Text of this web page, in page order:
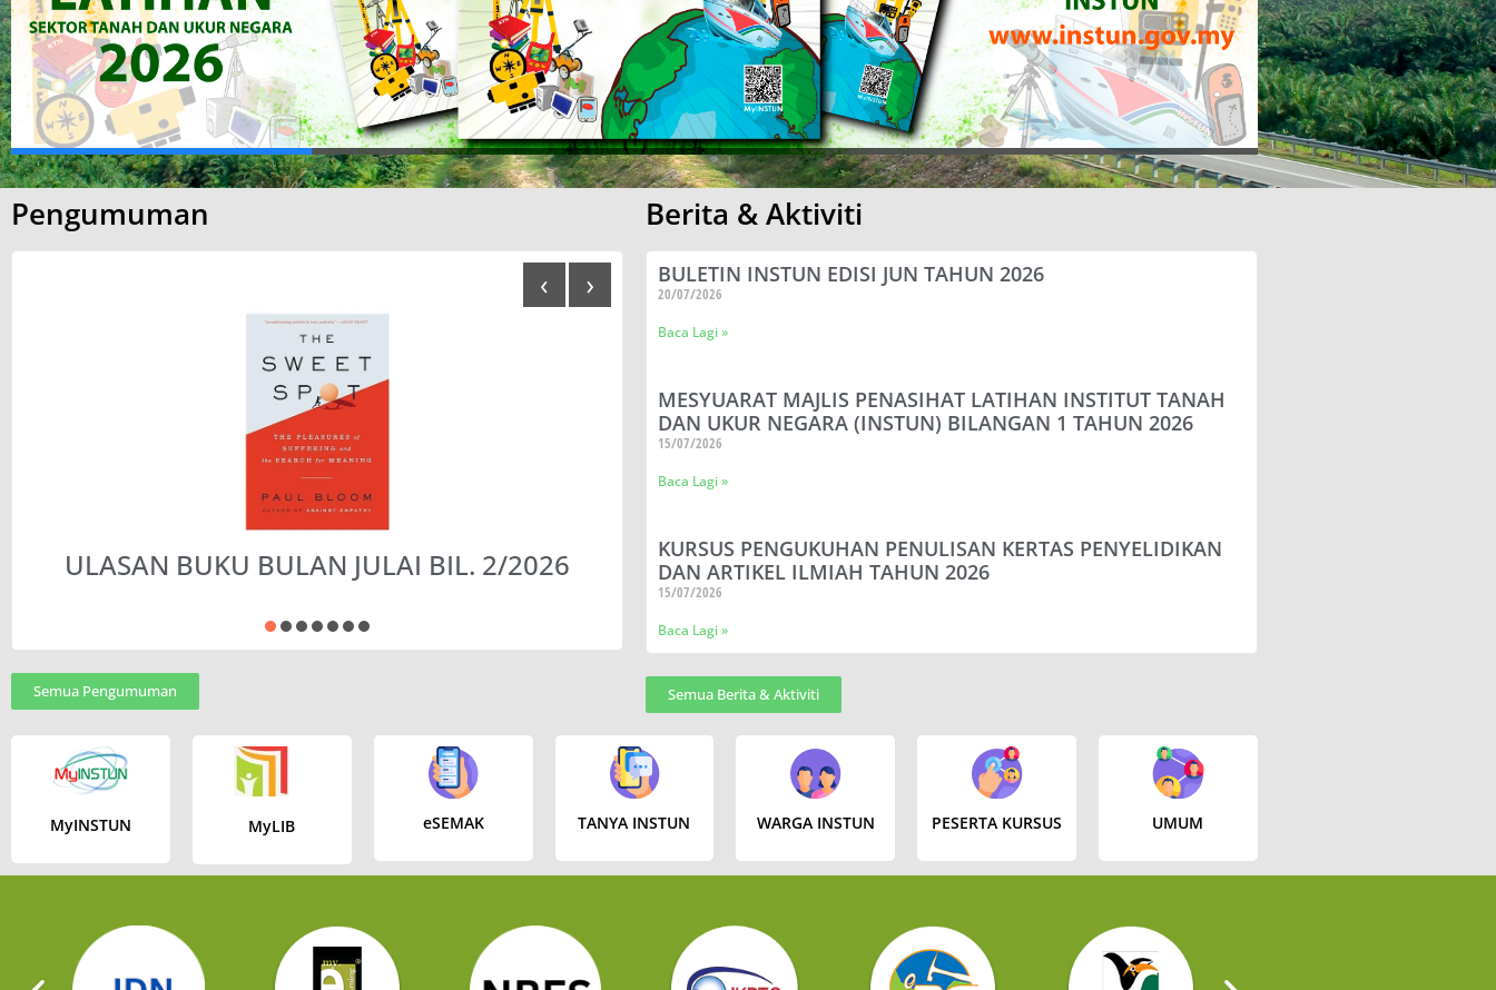
Pengumuman
ULASAN BUKU BULAN JULAI BIL. 2/2026 INFOGRAFIK BAHAGIAN PENTADBIRAN
‹ ›
Semua Pengumuman
Berita & Aktiviti
BULETIN INSTUN EDISI JUN TAHUN 2026
20/07/2026
Baca Lagi »
MESYUARAT MAJLIS PENASIHAT LATIHAN INSTITUT TANAH
DAN UKUR NEGARA (INSTUN) BILANGAN 1 TAHUN 2026
15/07/2026
Baca Lagi »
KURSUS PENGUKUHAN PENULISAN KERTAS PENYELIDIKAN
DAN ARTIKEL ILMIAH TAHUN 2026
15/07/2026
Baca Lagi »
Semua Berita & Aktiviti
MyINSTUN MyLIB eSEMAK TANYA INSTUN WARGA INSTUN PESERTA KURSUS UMUM